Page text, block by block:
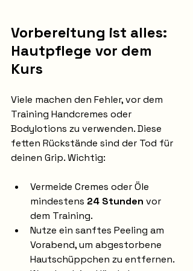
Vorbereitung ist alles:
Hautpflege vor dem
Kurs
Viele machen den Fehler, vor dem
Training Handcremes oder
Bodylotions zu verwenden. Diese
fetten Rückstände sind der Tod für
deinen Grip. Wichtig:
Vermeide Cremes oder Öle
mindestens 24 Stunden vor
dem Training.
Nutze ein sanftes Peeling am
Vorabend, um abgestorbene
Hautschüppchen zu entfernen.